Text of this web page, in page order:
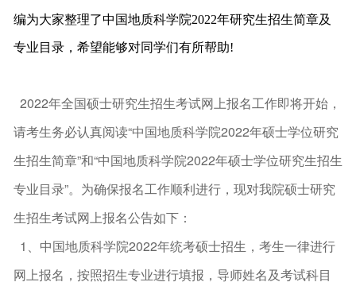
编为大家整理了中国地质科学院2022年研究生招生简章及
专业目录，希望能够对同学们有所帮助!
2022年全国硕士研究生招生考试网上报名工作即将开始，
请考生务必认真阅读“中国地质科学院2022年硕士学位研究
生招生简章”和“中国地质科学院2022年硕士学位研究生招生
专业目录”。为确保报名工作顺利进行，现对我院硕士研究
生招生考试网上报名公告如下：
1、中国地质科学院2022年统考硕士招生，考生一律进行
网上报名，按照招生专业进行填报，导师姓名及考试科目